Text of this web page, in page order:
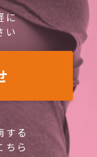
に
い
する
ちら